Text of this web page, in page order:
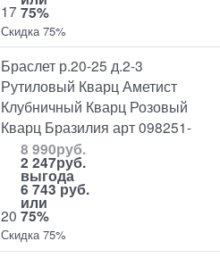
17 75%
Скидка 75%
Браслет р.20-25 д.2-3
Рутиловый Кварц Аметист
Клубничный Кварц Розовый
Кварц Бразилия арт 098251-
20
8 990руб.
2 247руб.
выгода
6 743 руб.
или
75%
Скидка 75%